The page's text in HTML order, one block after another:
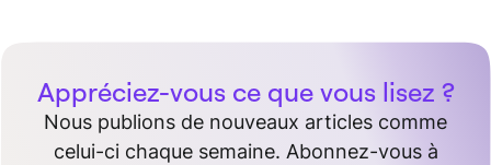
Appréciez-vous ce que vous lisez ?
Nous publions de nouveaux articles comme
celui-ci chaque semaine. Abonnez-vous à